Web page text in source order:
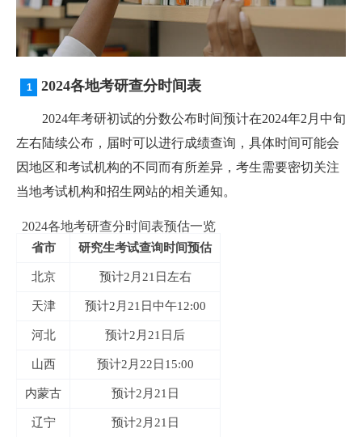
2024各地考研查分时间表
2024年考研初试的分数公布时间预计在2024年2月中旬
左右陆续公布，届时可以进行成绩查询，具体时间可能会
因地区和考试机构的不同而有所差异，考生需要密切关注
当地考试机构和招生网站的相关通知。
2024各地考研查分时间表预估一览
省市 研究生考试查询时间预估
北京 预计2月21日左右
天津 预计2月21日中午12:00
河北 预计2月21日后
山西 预计2月22日15:00
内蒙古 预计2月21日
辽宁 预计2月21日